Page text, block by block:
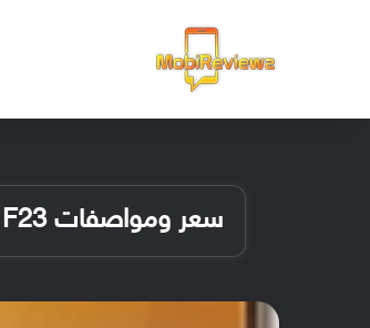
سعر ومواصفات Samsung Galaxy F23